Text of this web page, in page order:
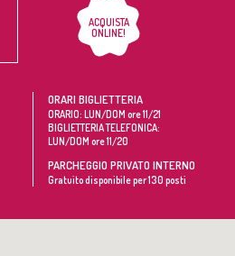
ACQUISTA
ONLINE!
ORARI BIGLIETTERIA
ORARIO: LUN/DOM ore 11/21
BIGLIETTERIA TELEFONICA:
LUN/DOM ore 11/20
PARCHEGGIO PRIVATO INTERNO
Gratuito disponibile per 130 posti